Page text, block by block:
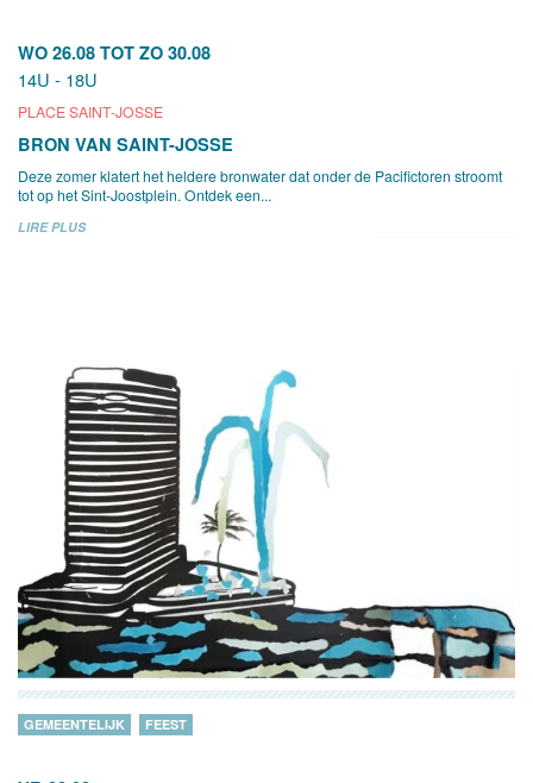
WO 26.08 TOT ZO 30.08
14U - 18U
PLACE SAINT-JOSSE
BRON VAN SAINT-JOSSE
Deze zomer klatert het heldere bronwater dat onder de Pacifictoren stroomt
tot op het Sint-Joostplein. Ontdek een...
LIRE PLUS
GEMEENTELIJK FEEST